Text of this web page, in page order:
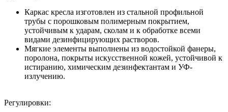
Каркас кресла изготовлен из стальной профильной
трубы с порошковым полимерным покрытием,
устойчивым к ударам, сколам и к обработке всеми
видами дезинфицирующих растворов.
Мягкие элементы выполнены из водостойкой фанеры,
поролона, покрыты искусственной кожей, устойчивой к
истиранию, химическим дезинфектантам и УФ-
излучению.
Регулировки: